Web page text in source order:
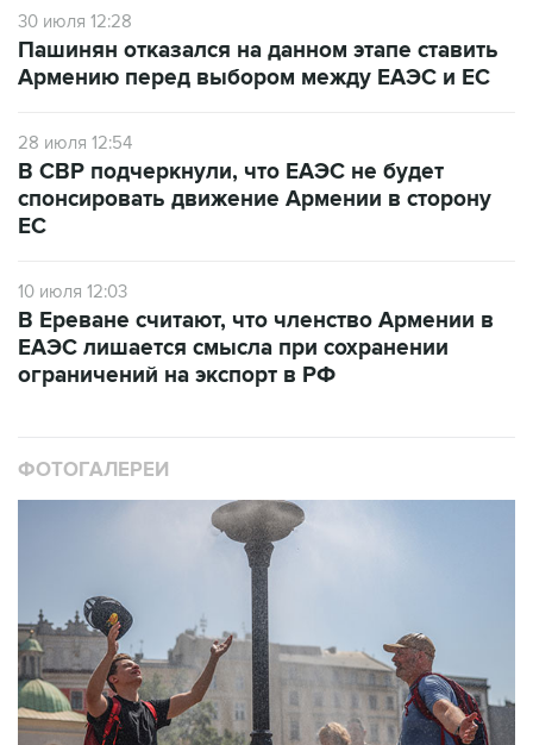
30 июля 12:28
Пашинян отказался на данном этапе ставить
Армению перед выбором между ЕАЭС и ЕС
28 июля 12:54
В СВР подчеркнули, что ЕАЭС не будет
спонсировать движение Армении в сторону
ЕС
10 июля 12:03
В Ереване считают, что членство Армении в
ЕАЭС лишается смысла при сохранении
ограничений на экспорт в РФ
ФОТОГАЛЕРЕИ